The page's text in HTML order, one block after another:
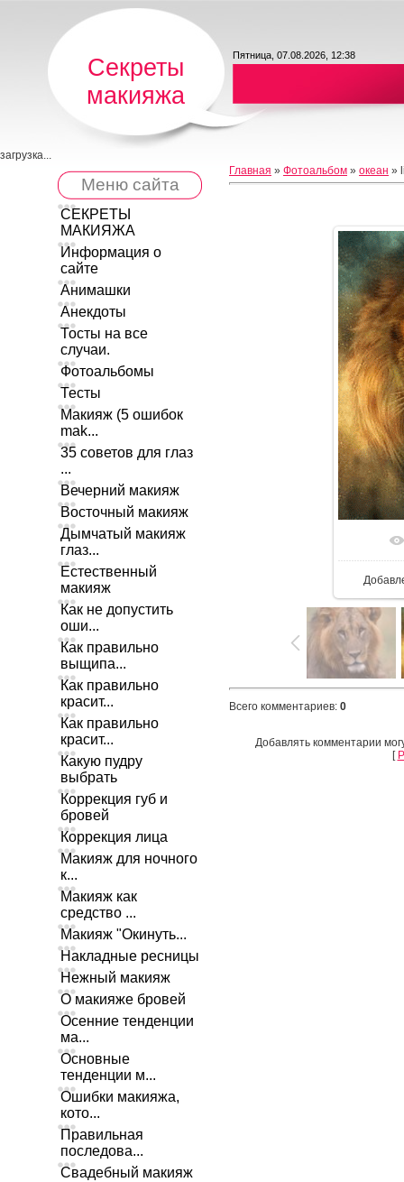
Секреты
макияжа
Пятница, 07.08.2026, 12:38
загрузка...
Меню сайта
СЕКРЕТЫ
МАКИЯЖА
Информация о
сайте
Анимашки
Анекдоты
Тосты на все
случаи.
Фотоальбомы
Тесты
Макияж (5 ошибок
mak...
35 советов для глаз
...
Вечерний макияж
Восточный макияж
Дымчатый макияж
глаз...
Естественный
макияж
Как не допустить
оши...
Как правильно
выщипа...
Как правильно
красит...
Как правильно
красит...
Какую пудру
выбрать
Коррекция губ и
бровей
Коррекция лица
Макияж для ночного
к...
Макияж как
средство ...
Макияж "Окинуть...
Накладные ресницы
Нежный макияж
О макияже бровей
Осенние тенденции
ма...
Основные
тенденции м...
Ошибки макияжа,
кото...
Правильная
последова...
Свадебный макияж
Главная » Фотоальбом » океан »
Всего комментариев: 0
Добавлять комментарии
[